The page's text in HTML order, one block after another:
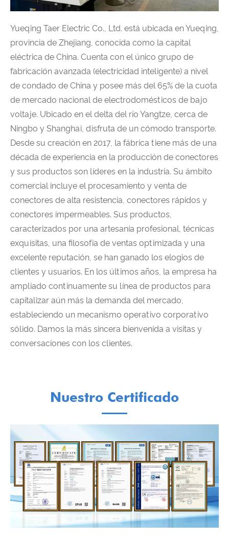
Yueqing Taer Electric Co., Ltd. está ubicada en Yueqing,
provincia de Zhejiang, conocida como la capital
eléctrica de China. Cuenta con el único grupo de
fabricación avanzada (electricidad inteligente) a nivel
de condado de China y posee más del 65% de la cuota
de mercado nacional de electrodomésticos de bajo
voltaje. Ubicado en el delta del río Yangtze, cerca de
Ningbo y Shanghai, disfruta de un cómodo transporte.
Desde su creación en 2017, la fábrica tiene más de una
década de experiencia en la producción de conectores
y sus productos son líderes en la industria. Su ámbito
comercial incluye el procesamiento y venta de
conectores de alta resistencia, conectores rápidos y
conectores impermeables. Sus productos,
caracterizados por una artesanía profesional, técnicas
exquisitas, una filosofía de ventas optimizada y una
excelente reputación, se han ganado los elogios de
clientes y usuarios. En los últimos años, la empresa ha
ampliado continuamente su línea de productos para
capitalizar aún más la demanda del mercado,
estableciendo un mecanismo operativo corporativo
sólido. Damos la más sincera bienvenida a visitas y
conversaciones con los clientes.
Nuestro Certificado